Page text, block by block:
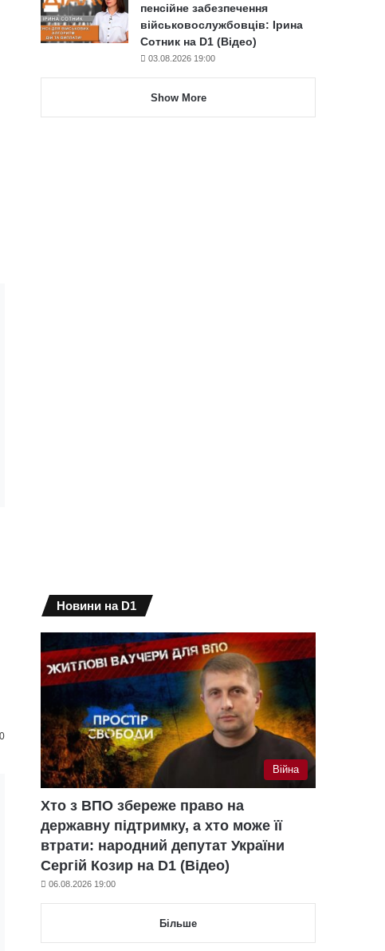
пенсійне забезпечення
військовослужбовців: Ірина
Сотник на D1 (Відео)
03.08.2026 19:00
Show More